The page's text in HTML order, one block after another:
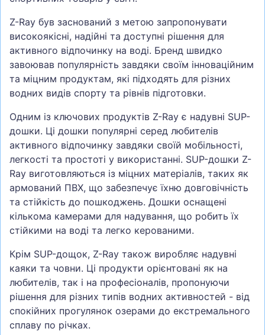
Z-Ray був заснований з метою запропонувати
високоякісні, надійні та доступні рішення для
активного відпочинку на воді. Бренд швидко
завоював популярність завдяки своїм інноваційним
та міцним продуктам, які підходять для різних
водних видів спорту та рівнів підготовки.
Одним із ключових продуктів Z-Ray є надувні SUP-
дошки. Ці дошки популярні серед любителів
активного відпочинку завдяки своїй мобільності,
легкості та простоті у використанні. SUP-дошки Z-
Ray виготовляються із міцних матеріалів, таких як
армований ПВХ, що забезпечує їхню довговічність
та стійкість до пошкоджень. Дошки оснащені
кількома камерами для надування, що робить їх
стійкими на воді та легко керованими.
Крім SUP-дощок, Z-Ray також виробляє надувні
каяки та човни. Ці продукти орієнтовані як на
любителів, так і на професіоналів, пропонуючи
рішення для різних типів водних активностей - від
спокійних прогулянок озерами до екстремального
сплаву по річках.